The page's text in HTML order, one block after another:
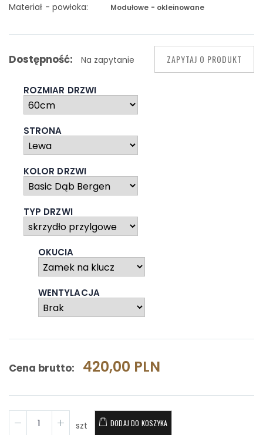
Materiał - powłoka: Modułowe - okleinowane
ZAPYTAJ O PRODUKT
Dostępność: Na zapytanie
ROZMIAR DRZWI
STRONA
KOLOR DRZWI
TYP DRZWI
OKUCIA
WENTYLACJA
Cena brutto: 420,00 PLN
szt DODAJ DO KOSZYKA